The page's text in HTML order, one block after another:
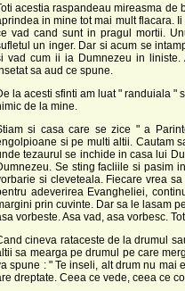
acestia raspandeau mireasma de
in mine tot mai mult flacara.
vad cand sunt in pragul mortii.
un inger. Dar si acum se
vad cum ii ia Dumnezeu in liniste.
sa aud ce spune.
la acesti sfinti am luat " randuiala "
de la mine.
si casa care se zice " a
si pe multi altii. Cautam
tezaurul se inchide in casa lui
Se sting facliile si pasim
si cleveteala. Fiecare vrea
adeverirea Evangheliei,
prin cuvinte. Dar sa le lasam
vorbeste. Asa vad, asa vorbesc.
cineva rataceste de la drumul
sa mearga pe drumul pe care
spune : " Te inseli, alt drum nu mai
dreptate. Ceea ce vede, ceea ce